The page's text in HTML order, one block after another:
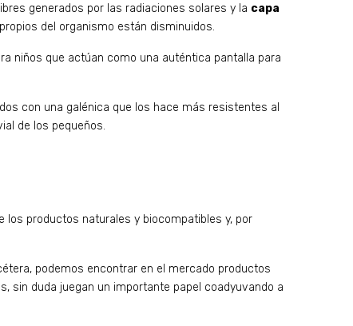
generados por las radiaciones solares y la capa
del organismo están disminuidos.
niños que actúan como una auténtica pantalla para
con una galénica que los hace más resistentes al
de los pequeños.
productos naturales y biocompatibles y, por
podemos encontrar en el mercado productos
sin duda juegan un importante papel coadyuvando a